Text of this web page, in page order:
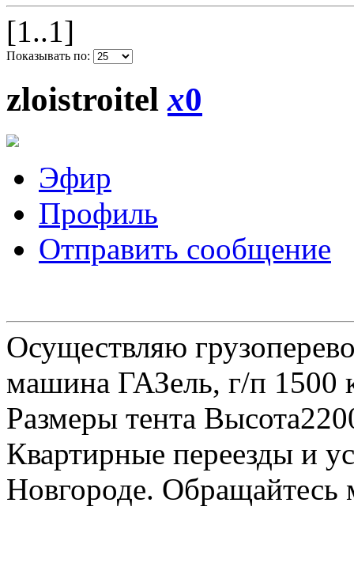
[1..1]
Показывать по:
zloistroitelx0
Эфир
Профиль
Отправить сообщение
Осуществляю
машина ГАЗель, г/п 1500
Размеры тента
Квартирные переезды и
Новгороде.